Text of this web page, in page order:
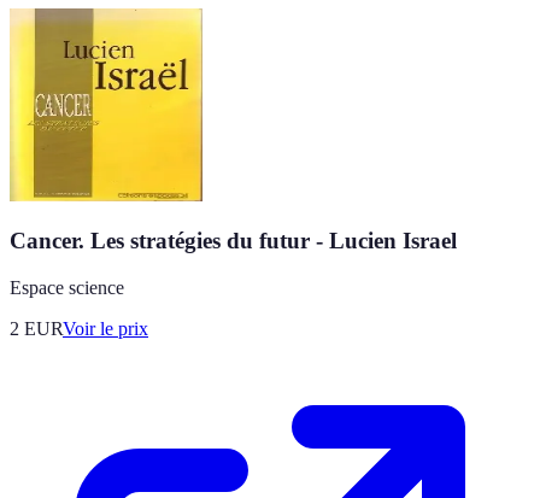
Cancer. Les stratégies du futur - Lucien Israel
Espace science
2 EURVoir le prix